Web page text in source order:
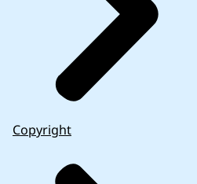
Copyright